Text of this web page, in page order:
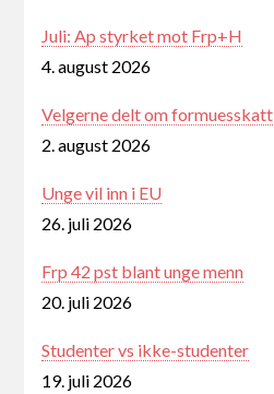
Juli: Ap styrket mot Frp+H
4. august 2026
Velgerne delt om formuesskatt
2. august 2026
Unge vil inn i EU
26. juli 2026
Frp 42 pst blant unge menn
20. juli 2026
Studenter vs ikke-studenter
19. juli 2026